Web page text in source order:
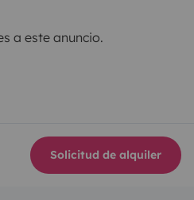
a este anuncio.
Solicitud de alquiler